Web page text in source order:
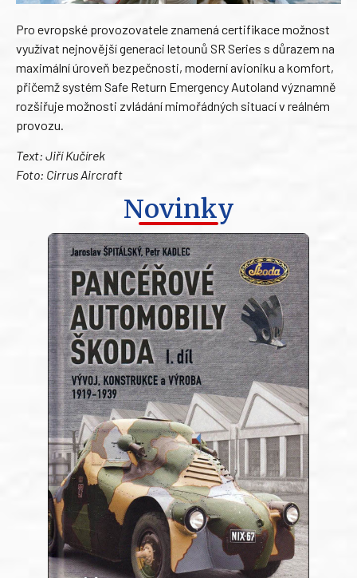
Pro evropské provozovatele znamená certifikace možnost
využívat nejnovější generaci letounů SR Series s důrazem na
maximální úroveň bezpečnosti, moderní avioniku a komfort,
přičemž systém Safe Return Emergency Autoland významně
rozšiřuje možnosti zvládání mimořádných situací v reálném
provozu.
Text: Jiří Kučírek
Foto: Cirrus Aircraft
Novinky